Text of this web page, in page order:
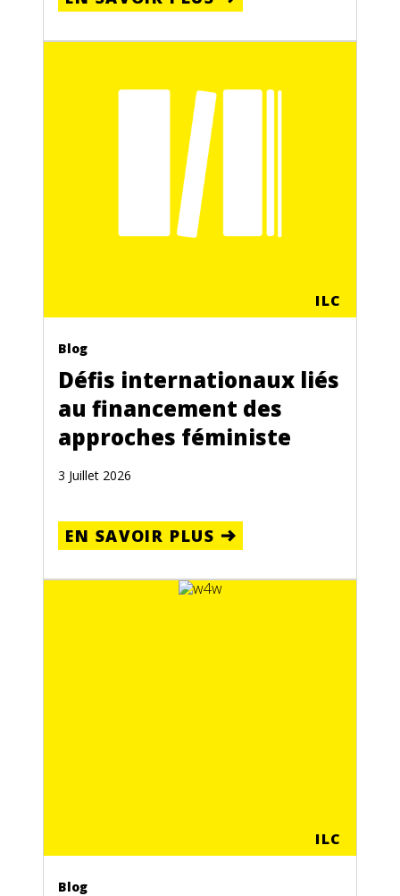
ILC
Blog
Défis internationaux liés
au financement des
approches féministe
3 Juillet 2026
EN SAVOIR PLUS
ILC
Blog